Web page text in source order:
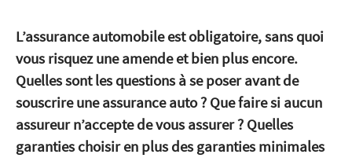
L’assurance automobile est obligatoire, sans quoi
vous risquez une amende et bien plus encore.
Quelles sont les questions à se poser avant de
souscrire une assurance auto ? Que faire si aucun
assureur n’accepte de vous assurer ? Quelles
garanties choisir en plus des garanties minimales